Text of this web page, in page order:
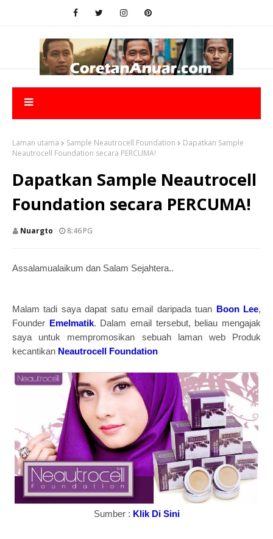
Laman utama Sample Neautrocell Foundation
Dapatkan Sample
Neautrocell Foundation secara PERCUMA!
Dapatkan Sample Neautrocell
Foundation secara PERCUMA!
Nuargto 8:46 PG
Assalamualaikum dan Salam Sejahtera..
Malam tadi saya dapat satu email daripada tuan Boon Lee,
Founder Emelmatik. Dalam email tersebut, beliau mengajak
saya untuk mempromosikan sebuah laman web Produk
kecantikan Neautrocell Foundation
Sumber : Klik Di Sini